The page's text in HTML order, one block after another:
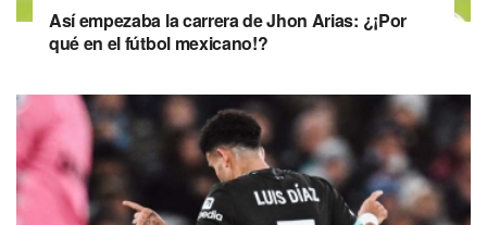
Así empezaba la carrera de Jhon Arias: ¿¡Por
qué en el fútbol mexicano!?